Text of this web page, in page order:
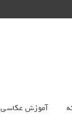
آموزش عکاسی